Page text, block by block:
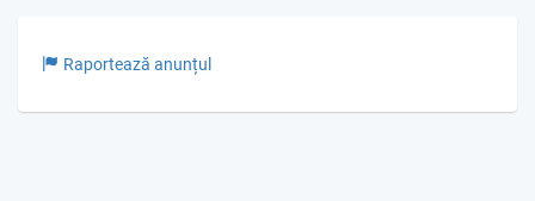
Raportează anunțul